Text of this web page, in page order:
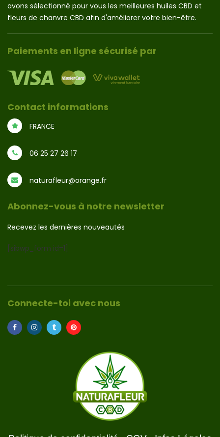
avons sélectionné pour vous les meilleures huiles CBD et
fleurs de chanvre CBD afin d'améliorer votre bien-être.
Paiements en ligne sécurisé par
Contact informations
FRANCE
06 25 27 26 17
naturafleur@orange.fr
Abonnez-vous à notre newsletter
Recevez les dernières nouveautés
[sibwp_form id=1]
Connecte-toi avec nous